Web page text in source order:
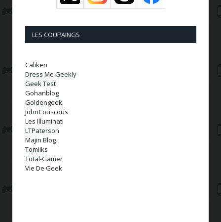
LES COUPAINGS
Caliken
Dress Me Geekly
Geek Test
Gohanblog
Goldengeek
JohnCouscous
Les Illuminati
LTPaterson
Majin Blog
Tomiiks
Total-Gamer
Vie De Geek